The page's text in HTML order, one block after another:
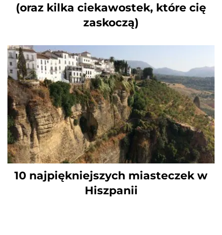
(oraz kilka ciekawostek, które cię
zaskoczą)
10 najpiękniejszych miasteczek w
Hiszpanii